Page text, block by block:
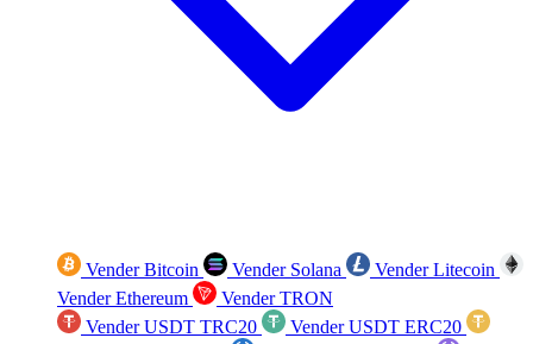
Vender Bitcoin Vender Solana
Vender Litecoin
Vender Ethereum
Vender TRON
Vender USDT TRC20
Vender USDT ERC20